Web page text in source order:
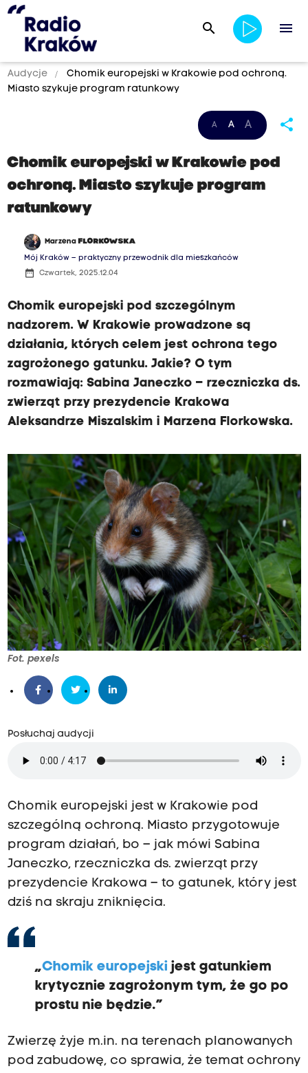
search menu
Audycje
Chomik europejski w Krakowie pod ochroną.
Miasto szykuje program ratunkowy
A A A share
Chomik europejski w Krakowie pod
ochroną. Miasto szykuje program
ratunkowy
Marzena FLORKOWSKA
Mój Kraków – praktyczny przewodnik dla mieszkańców
date_range Czwartek, 2025.12.04
Chomik europejski pod szczególnym
nadzorem. W Krakowie prowadzone są
działania, których celem jest ochrona tego
zagrożonego gatunku. Jakie? O tym
rozmawiają: Sabina Janeczko – rzeczniczka ds.
zwierząt przy prezydencie Krakowa
Aleksandrze Miszalskim i Marzena Florkowska.
Fot. pexels
Posłuchaj audycji
Chomik europejski jest w Krakowie pod
szczególną ochroną. Miasto przygotowuje
program działań, bo – jak mówi Sabina
Janeczko, rzeczniczka ds. zwierząt przy
prezydencie Krakowa – to gatunek, który jest
dziś na skraju zniknięcia.
„Chomik europejski jest gatunkiem
krytycznie zagrożonym tym, że go po
prostu nie będzie.”
Zwierzę żyje m.in. na terenach planowanych
pod zabudowę, co sprawia, że temat ochrony